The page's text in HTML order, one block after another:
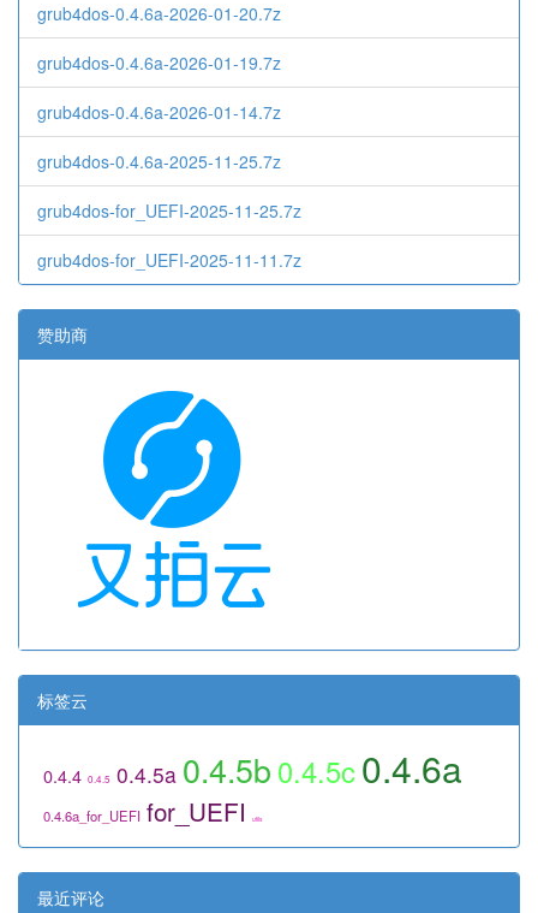
grub4dos-0.4.6a-2026-01-20.7z
grub4dos-0.4.6a-2026-01-19.7z
grub4dos-0.4.6a-2026-01-14.7z
grub4dos-0.4.6a-2025-11-25.7z
grub4dos-for_UEFI-2025-11-25.7z
grub4dos-for_UEFI-2025-11-11.7z
赞助商
标签云
0.4.4 0.4.5 0.4.5a 0.4.5b 0.4.5c0.4.6a
0.4.6a_for_UEFI for_UEFI utils
最近评论